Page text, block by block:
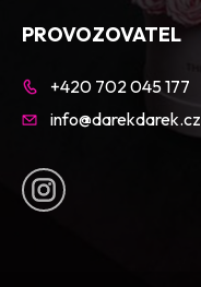
PROVOZOVATEL
+420 702 045 177
info@darekdarek.cz